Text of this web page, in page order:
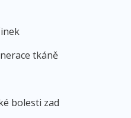
tkáně
bolesti zad